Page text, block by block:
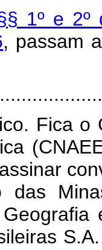
1º e 2º
, passam
Fica o
das